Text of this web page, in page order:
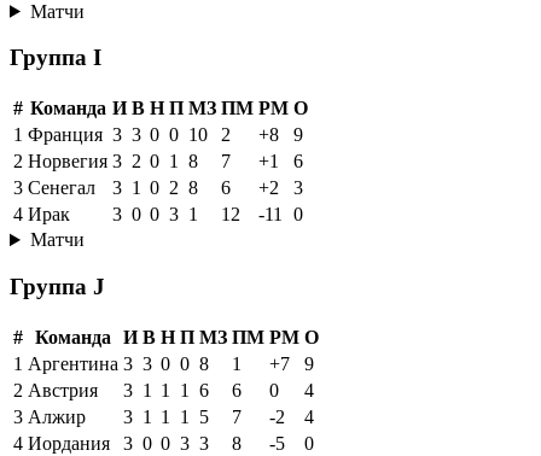
Матчи
Группа I
# Команда И В Н П МЗ ПМ РМ О
1 Франция 3 3 0 0 10 2 +8
9
2 Норвегия 3 2 0 1 8 7 +1
6
3 Сенегал 3 1 0 2 8 6 +2
3
4 Ирак 3 0 0 3 1 12 -11
0
Матчи
Группа J
# Команда И В Н П МЗ ПМ РМ О
1 Аргентина 3 3 0 0 8 1 +7
9
2 Австрия 3 1 1 1 6 6 0
4
3 Алжир 3 1 1 1 5 7 -2
4
4 Иордания 3 0 0 3 3 8 -5
0